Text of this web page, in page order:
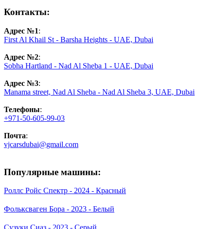
Контакты:
Адрес №1:
First Al Khail St - Barsha Heights - UAE, Dubai
Адрес №2:
Sobha Hartland - Nad Al Sheba 1 - UAE, Dubai
Адрес №3:
Manama street, Nad Al Sheba - Nad Al Sheba 3, UAE, Dubai
Телефоны:
+971-50-605-99-03
Почта:
vjcarsdubai@gmail.com
Популярные машины:
Роллс Ройс Спектр - 2024 - Красный
Фольксваген Бора - 2023 - Белый